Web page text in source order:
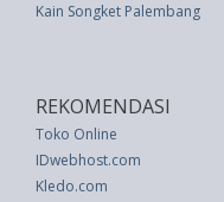
Kain Songket Palembang
REKOMENDASI
Toko Online
IDwebhost.com
Kledo.com